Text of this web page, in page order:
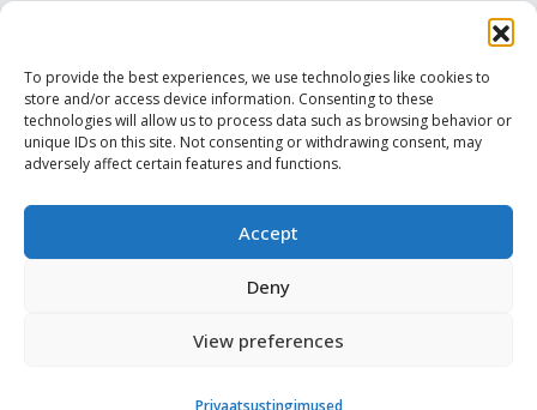
To provide the best experiences, we use technologies like cookies to
store and/or access device information. Consenting to these
technologies will allow us to process data such as browsing behavior or
unique IDs on this site. Not consenting or withdrawing consent, may
adversely affect certain features and functions.
Accept
Deny
View preferences
Privaatsustingimused
Ruokailu
Nähtävyydet
Visit Tallinn
Ammattilaisille
Harju-, Rapla- & Läänemaa DMO